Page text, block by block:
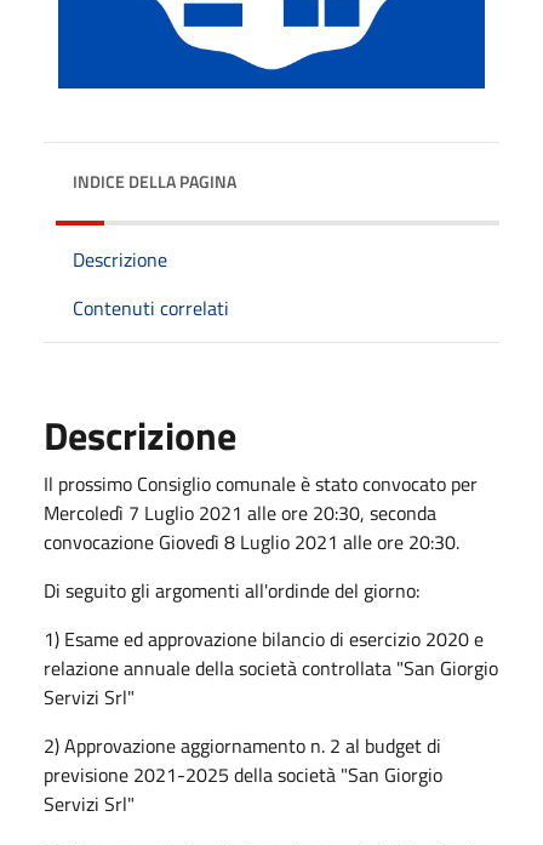
INDICE DELLA PAGINA
Descrizione
Contenuti correlati
Descrizione
Il prossimo Consiglio comunale è stato convocato per
Mercoledì 7 Luglio 2021 alle ore 20:30, seconda
convocazione Giovedì 8 Luglio 2021 alle ore 20:30.
Di seguito gli argomenti all'ordinde del giorno:
1) Esame ed approvazione bilancio di esercizio 2020 e
relazione annuale della società controllata "San Giorgio
Servizi Srl"
2) Approvazione aggiornamento n. 2 al budget di
previsione 2021-2025 della società "San Giorgio
Servizi Srl"